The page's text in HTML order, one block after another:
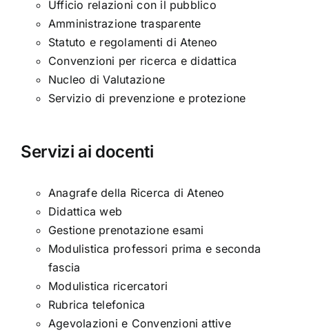
Ufficio relazioni con il pubblico
Amministrazione trasparente
Statuto e regolamenti di Ateneo
Convenzioni per ricerca e didattica
Nucleo di Valutazione
Servizio di prevenzione e protezione
Servizi ai docenti
Anagrafe della Ricerca di Ateneo
Didattica web
Gestione prenotazione esami
Modulistica professori prima e seconda
fascia
Modulistica ricercatori
Rubrica telefonica
Agevolazioni e Convenzioni attive